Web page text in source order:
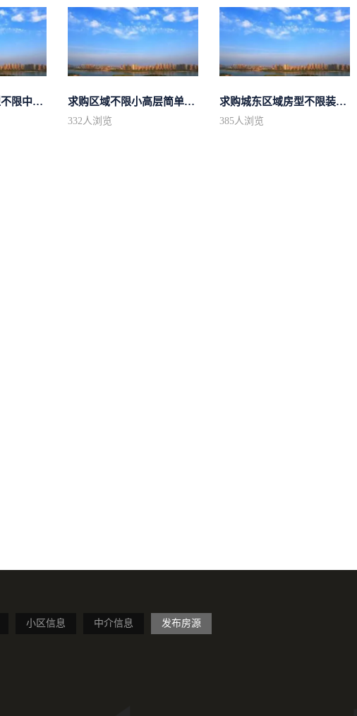
求购市中心区房型不限中档装修 求购区域不限小高层简单装修
332人浏览
求购城东区域房型不限装修不限
385人浏览
小区信息 中介信息 发布房源